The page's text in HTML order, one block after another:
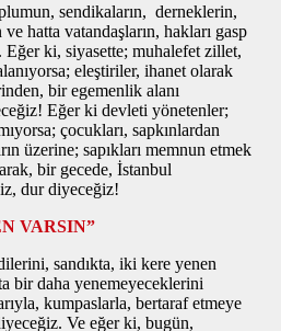
sendikaların, derneklerin,
hatta vatandaşların, hakları gasp
ki, siyasette; muhalefet zillet,
eleştiriler, ihanet olarak
bir egemenlik alanı
Eğer ki devleti yönetenler;
çocukları, sapkınlardan
üzerine; sapıkları memnun etmek
bir gecede, İstanbul
dur diyeceğiz!
VARSIN”
sandıkta, iki kere yenen
bir daha yenemeyeceklerini
kumpaslarla, bertaraf etmeye
Ve eğer ki, bugün,